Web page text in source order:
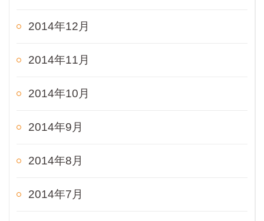
2014年12月
2014年11月
2014年10月
2014年9月
2014年8月
2014年7月